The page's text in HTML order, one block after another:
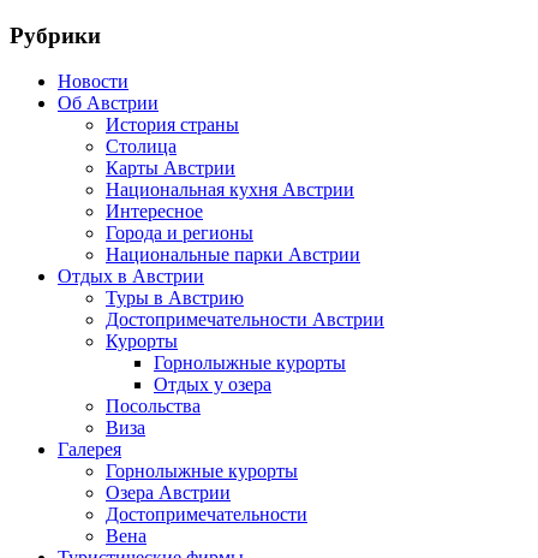
Рубрики
Новости
Об Австрии
История страны
Столица
Карты Австрии
Национальная кухня Австрии
Интересное
Города и регионы
Национальные парки Австрии
Отдых в Австрии
Туры в Австрию
Достопримечательности Австрии
Курорты
Горнолыжные курорты
Отдых у озера
Посольства
Виза
Галерея
Горнолыжные курорты
Озера Австрии
Достопримечательности
Вена